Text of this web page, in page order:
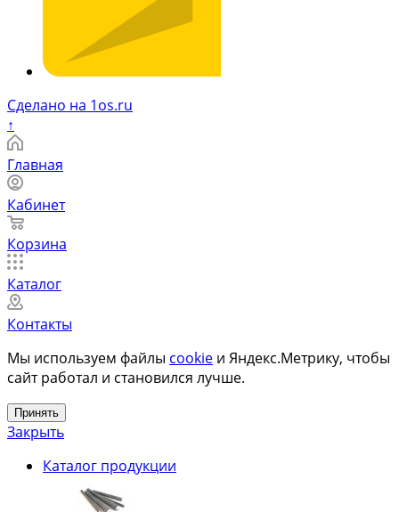
Сделано на 1os.ru
↑
Главная
Кабинет
Корзина
Каталог
Контакты
Мы используем файлы cookie и Яндекс.Метрику, чтобы
сайт работал и становился лучше.
Принять
Закрыть
Каталог продукции